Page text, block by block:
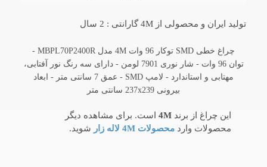
تولید ایران و محصولی از 4M گارانتی : 2 سال
چراغ خطی SMD توکار 96 وات 4M مدل MBPL70P2400R -
توان 96 وات - شار نوری 7901 لومن - دارای سه رنگ نور آفتابی،
مهتابی و استاندارد - لامپ SMD - عمق 7 سانتی متر - ابعاد
بیرونی 237x239 سانتی متر
این چراغ از برند 4M است. برای مشاهده دیگر
محصولات وارد محصولات 4M لاله زار شوید.